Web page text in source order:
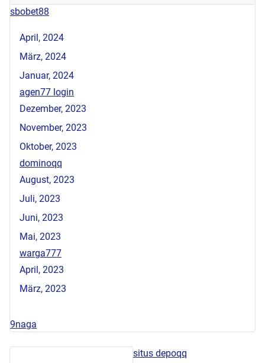
sbobet88
April, 2024
März, 2024
Januar, 2024
agen77 login
Dezember, 2023
November, 2023
Oktober, 2023
dominoqq
August, 2023
Juli, 2023
Juni, 2023
Mai, 2023
warga777
April, 2023
März, 2023
9naga
situs depoqq